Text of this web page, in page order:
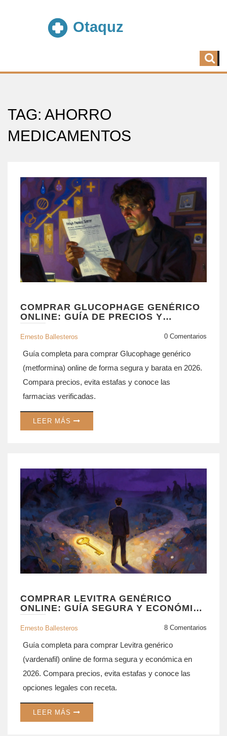
TAG: AHORRO
MEDICAMENTOS
COMPRAR GLUCOPHAGE GENÉRICO
ONLINE: GUÍA DE PRECIOS Y
FARMACIAS SEGURAS EN 2026
Ernesto Ballesteros 0 Comentarios
Guía completa para comprar Glucophage genérico
(metformina) online de forma segura y barata en 2026.
Compara precios, evita estafas y conoce las
farmacias verificadas.
LEER MÁS
COMPRAR LEVITRA GENÉRICO
ONLINE: GUÍA SEGURA Y ECONÓMICA
DE VARDENAFIL EN 2026
Ernesto Ballesteros 8 Comentarios
Guía completa para comprar Levitra genérico
(vardenafil) online de forma segura y económica en
2026. Compara precios, evita estafas y conoce las
opciones legales con receta.
LEER MÁS